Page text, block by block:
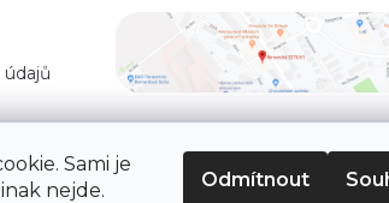
Sami je
nejde.
Odmítnout
vyhrazena.